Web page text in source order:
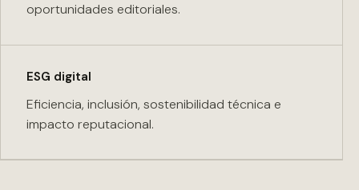
oportunidades editoriales.
ESG digital
Eficiencia, inclusión, sostenibilidad técnica e
impacto reputacional.